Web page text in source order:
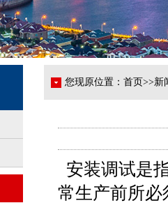
您现原位置： 首页>>新
安装调试是
常生产前所